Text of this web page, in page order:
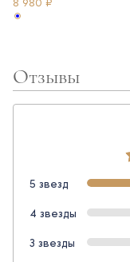
8 980 ₽
Отзывы
5 звезд
4 звезды
3 звезды